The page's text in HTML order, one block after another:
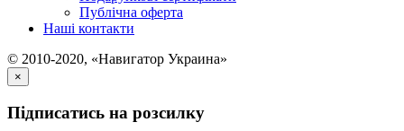
Публічна оферта
Наші контакти
© 2010-2020, «Навигатор Украина»
×
Підписатись на розсилку